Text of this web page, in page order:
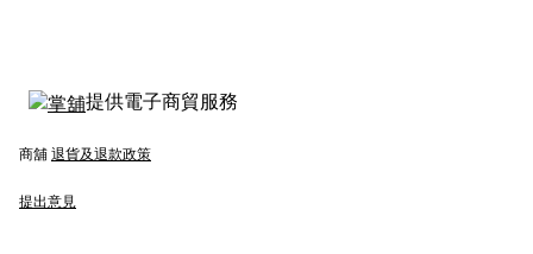
提供電子商貿服務
商舖 退貨及退款政策
提出意見